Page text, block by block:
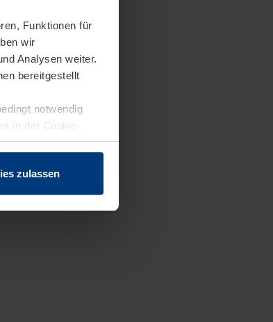
Funktionen für
wir
Analysen weiter.
bereitgestellt
notwendig
in der Cookie-
zulassen